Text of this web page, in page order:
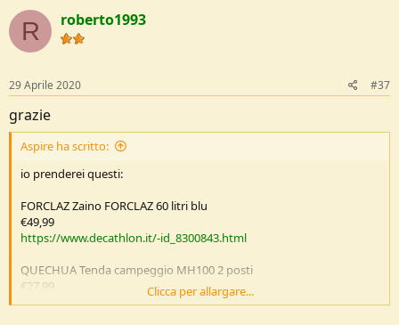
c
t
i
o
s
:
R roberto1993
29 Aprile 2020 #37
grazie
Aspire ha scritto:
io prenderei questi:
FORCLAZ Zaino FORCLAZ 60 litri blu
€49,99
https://www.decathlon.it/-id_8300843.html
QUECHUA Tenda campeggio MH100 2 posti
€27,99
https://www.decathlon.it/-id_8513471.html
Clicca per allargare...